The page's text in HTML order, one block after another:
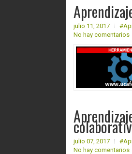
julio 11, 2017
No hay comentarios
julio 07, 2017
No hay comentarios